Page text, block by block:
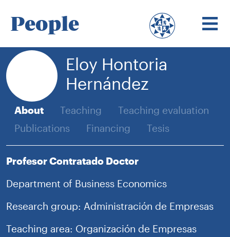
People
Eloy Hontoria
Hernández
About Teaching
Teaching evaluation
Publications
Financing Tesis
Profesor Contratado Doctor
Department of Business Economics
Research group: Administración de Empresas
Teaching area: Organización de Empresas